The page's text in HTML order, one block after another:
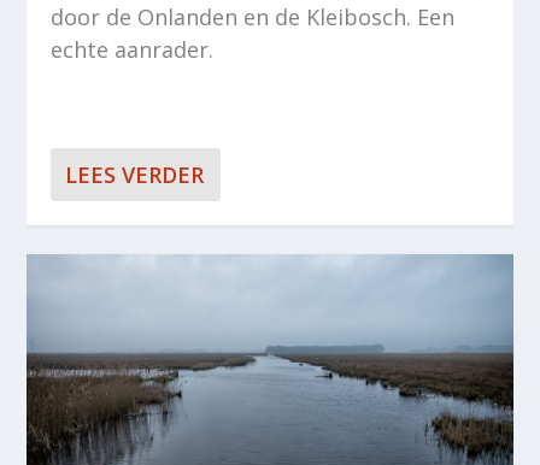
door de Onlanden en de Kleibosch. Een
echte aanrader.
LEES VERDER